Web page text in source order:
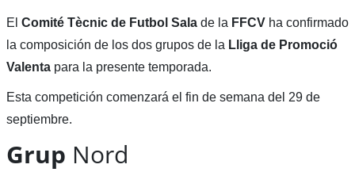
El Comité Tècnic de Futbol Salade la FFCVha confirmado
la composición de los dos grupos de la Lliga de Promoció
Valentapara la presente temporada.
Esta competición comenzará el fin de semana del 29 de
septiembre.
Grup Nord